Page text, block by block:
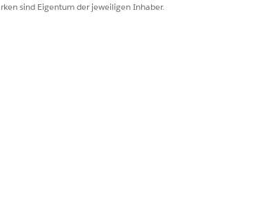
sind Eigentum der jeweiligen Inhaber.